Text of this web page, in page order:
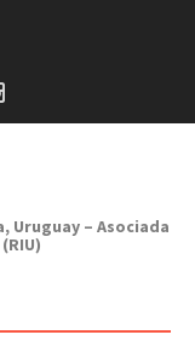
Uruguay – Asociada